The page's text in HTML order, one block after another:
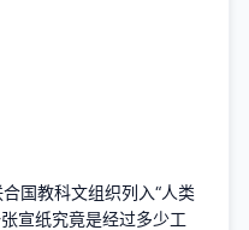
国教科文组织列入“人类
宣纸究竟是经过多少工